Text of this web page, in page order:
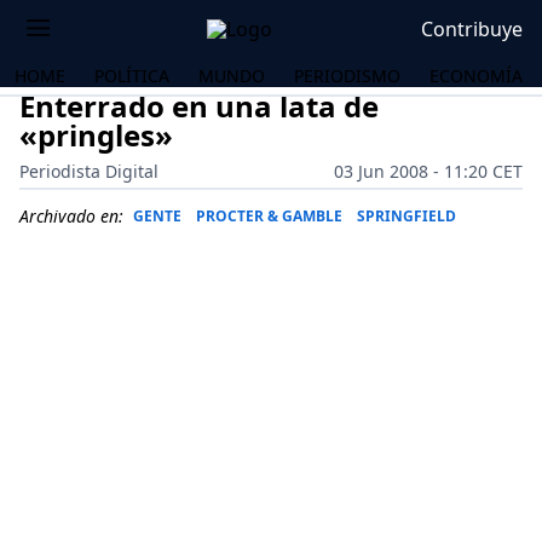
Contribuye
HOME POLÍTICA MUNDO PERIODISMO ECONOMÍA
Enterrado en una lata de
«pringles»
Periodista Digital
03 Jun 2008 - 11:20 CET
Archivado en: GENTE PROCTER & GAMBLE SPRINGFIELD